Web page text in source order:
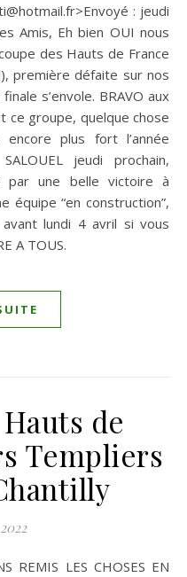
Amis, Eh bien OUI nous
des Hauts de France
première défaite sur nos
s’envole. BRAVO aux
ce groupe, quelque chose
plus fort l’année
jeudi prochain,
par une belle victoire à
équipe “en construction”,
lundi 4 avril si vous
A TOUS.
de
Templiers